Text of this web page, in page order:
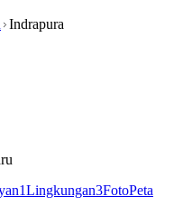
Indrapura
1Lingkungan3FotoPeta